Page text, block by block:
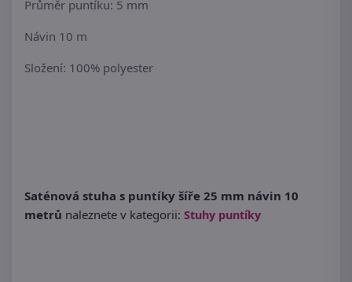
Průměr puntíku: 5 mm
Návin 10 m
Složení: 100% polyester
Saténová stuha s puntíky šíře 25 mm návin 10
metrů naleznete v kategorii: Stuhy puntíky